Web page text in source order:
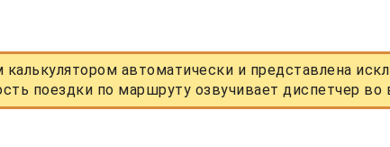
автоматически и представлена
поездки по маршруту озвучивает диспетчер во